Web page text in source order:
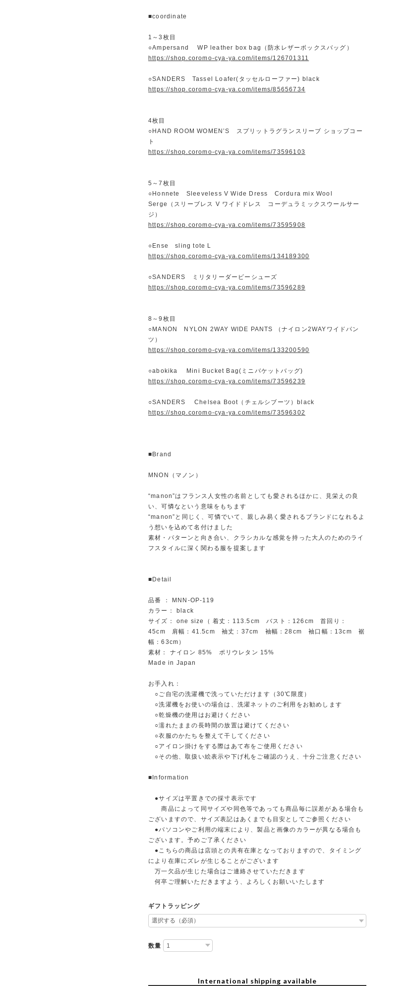
■coordinate
1～3枚目
○Ampersand WP leather box bag（防水レザーボックスバッグ）
https://shop.coromo-cya-ya.com/items/126701311
○SANDERS Tassel Loafer(タッセルローファー) black
https://shop.coromo-cya-ya.com/items/85656734
4枚目
○HAND ROOM WOMEN’S スプリットラグランスリーブ ショップコー
ト
https://shop.coromo-cya-ya.com/items/73596103
5～7枚目
○Honnete Sleeveless V Wide Dress Cordura mix Wool
Serge（スリーブレス V ワイドドレス コーデュラミックスウールサー
ジ）
https://shop.coromo-cya-ya.com/items/73595908
○Ense sling tote L
https://shop.coromo-cya-ya.com/items/134189300
○SANDERS ミリタリーダービーシューズ
https://shop.coromo-cya-ya.com/items/73596289
8～9枚目
○MANON NYLON 2WAY WIDE PANTS （ナイロン2WAYワイドパン
ツ）
https://shop.coromo-cya-ya.com/items/133200590
○abokika Mini Bucket Bag(ミニバケットバッグ)
https://shop.coromo-cya-ya.com/items/73596239
○SANDERS Chelsea Boot（チェルシブーツ）black
https://shop.coromo-cya-ya.com/items/73596302
■Brand
MNON（マノン）
“manon”はフランス人女性の名前としても愛されるほかに、見栄えの良
い、可憐なという意味をもちます
“manon”と同じく、可憐でいて、親しみ易く愛されるブランドになれるよ
う想いを込めて名付けました
素材・パターンと向き合い、クラシカルな感覚を持った大人のためのライ
フスタイルに深く関わる服を提案します
■Detail
品番 ： MNN-OP-119
カラー： black
サイズ： one size（ 着丈：113.5cm バスト：126cm 首回り：
45cm 肩幅：41.5cm 袖丈：37cm 袖幅：28cm 袖口幅：13cm 裾
幅：63cm）
素材： ナイロン 85% ポリウレタン 15%
Made in Japan
お手入れ：
○ご自宅の洗濯機で洗っていただけます（30℃限度）
○洗濯機をお使いの場合は、洗濯ネットのご利用をお勧めします
○乾燥機の使用はお避けください
○濡れたままの長時間の放置は避けてください
○衣服のかたちを整えて干してください
○アイロン掛けをする際はあて布をご使用ください
○その他、取扱い絵表示や下げ札をご確認のうえ、十分ご注意ください
■Information
●サイズは平置きでの採寸表示です
商品によって同サイズや同色等であっても商品毎に誤差がある場合も
ございますので、サイズ表記はあくまでも目安としてご参照ください
●パソコンやご利用の端末により、製品と画像のカラーが異なる場合も
ございます。予めご了承ください
●こちらの商品は店頭との共有在庫となっておりますので、タイミング
により在庫にズレが生じることがございます
万一欠品が生じた場合はご連絡させていただきます
何卒ご理解いただきますよう、よろしくお願いいたします
ギフトラッピング
数量
International shipping available